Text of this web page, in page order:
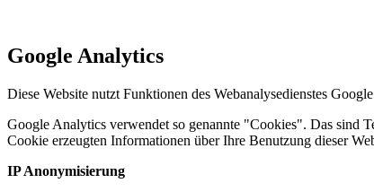
Google Analytics
Diese Website nutzt Funktionen des Webanalysedienstes
Google Analytics verwendet so genannte "Cookies". Das sind
Cookie erzeugten Informationen über Ihre Benutzung dieser
IP Anonymisierung